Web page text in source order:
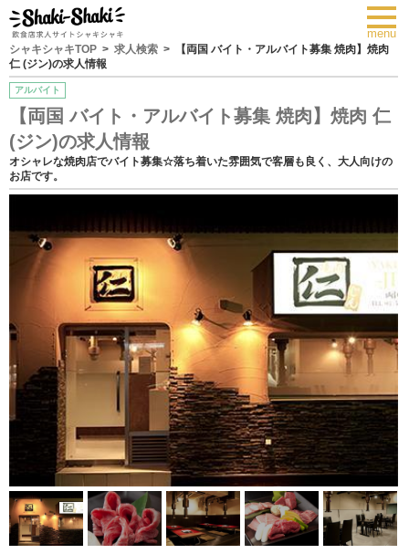
menu
シャキシャキTOP 求人検索
【両国 バイト・アルバイト募集 焼肉】焼肉
仁 (ジン)の求人情報
アルバイト
【両国 バイト・アルバイト募集 焼肉】焼肉 仁
(ジン)の求人情報
オシャレな焼肉店でバイト募集☆落ち着いた雰囲気で客層も良く、大人向けの
お店です。